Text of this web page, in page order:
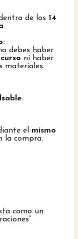
de los 14
.
debes haber
ni haber
materiales.
.
el mismo
la compra.
como un